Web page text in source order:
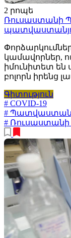
2 րոպե
Ռուսաստանի
կամավորներ,
իմունիտետ են
բոլորն իրենց
Գիտություն
# COVID-19
#
# Ռուսաստանի